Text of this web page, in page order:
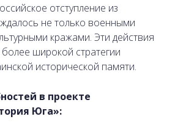
отступление из
не только военными
кражами. Эти действия
широкой стратегии
исторической памяти.
в проекте
Юга»: